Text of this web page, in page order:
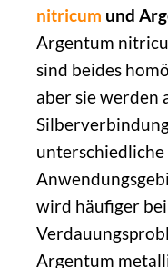
nitricum und
Argentum
sind beides
aber sie werden
wird häufiger
Argentum